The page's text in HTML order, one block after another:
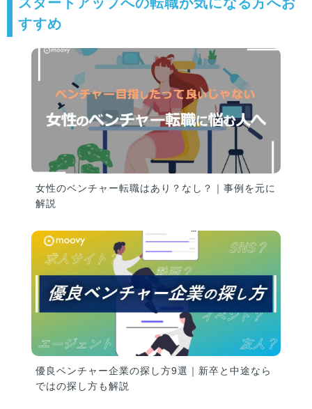
すすめ
女性のベンチャー転職はあり？なし？｜事例を元に
解説
優良ベンチャー企業の探し方9選｜新卒と中途なら
ではの探し方も解説